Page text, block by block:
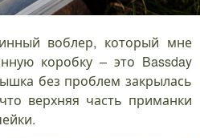
воблер, который мне
коробку – это Bassday
без проблем закрылась
верхняя часть приманки